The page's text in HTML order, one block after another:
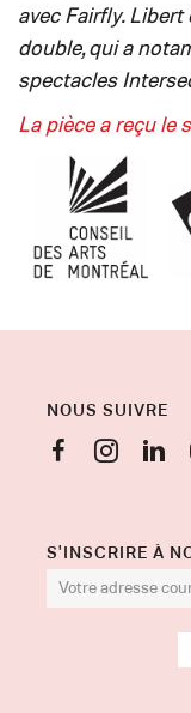
avec Fairfly.
double, qui a
spectacles
La pièce a reçu le
NOUS SUIVRE
S'INSCRIRE À